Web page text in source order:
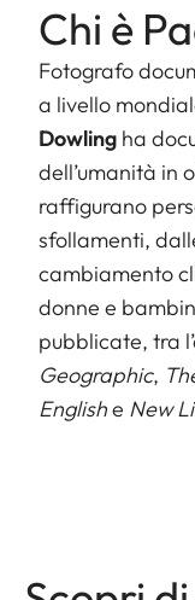
Chi è
Fotografo
a livello
Dowling ha
dell’umanità in
raffigurano
sfollamenti,
cambiamento
donne e
pubblicate, tra
Geographic,
Englishe New